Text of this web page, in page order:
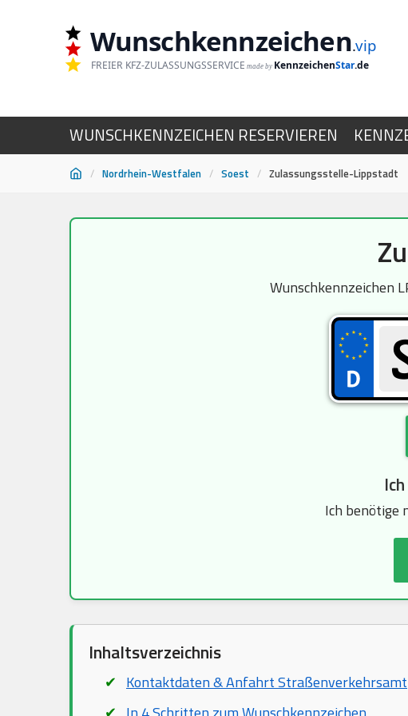
Wunschkennzeichen.vip
FREIER KFZ-ZULASSUNGSSERVICE made by KennzeichenStar.de
WUNSCHKENNZEICHEN RESERVIEREN
/ Nordrhein-Westfalen / Soest / Zulassungsstelle-Lippstadt
Wunschkennzeichen
Ich benötige
Inhaltsverzeichnis
Kontaktdaten & Anfahrt Straßenverkehrsamt